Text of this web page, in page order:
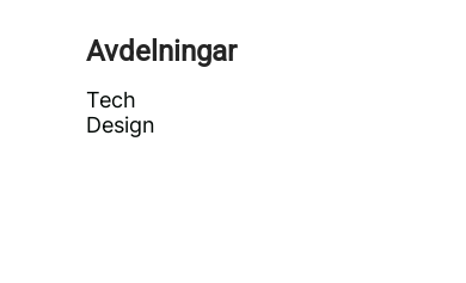
Avdelningar
Tech
Design